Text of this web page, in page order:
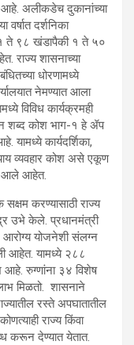
अलीकडेच दुकानांच्या
वर्षात दर्शनिका
१ ते ९८ खंडापैकी १ ते ५०
राज्य शासनाच्या
धोरणामध्ये
नेमण्यात आला
विविध कार्यक्रमही
शब्द कोश भाग-१ हे ॲप
कार्यदर्शिका,
व्यवहार कोश असे एकूण
आले आहेत.
सक्षम करण्यासाठी राज्य
उभे केले. प्रधानमंत्री
आरोग्य योजनेशी संलग्न
आहेत. यामध्ये २८८
रुग्णांना ३४ विशेष
मिळतो. शासनाने
रस्ते अपघातातील
राज्य किंवा
करून देण्यात येतात.